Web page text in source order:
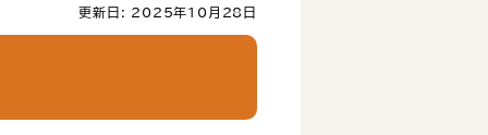
更新日: 2025年10月28日